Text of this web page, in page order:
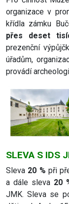
organizace v
křídla zámku
přes deset
prezenční
úřadům,
provádí
SLEVA S IDS
Sleva 20 % při
a dále sleva 20
JMK. Sleva se